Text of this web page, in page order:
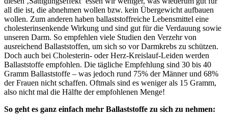
all die ist, die abnehmen wollen bzw. kein Übergewicht aufbauen
wollen. Zum anderen haben ballaststoffreiche Lebensmittel eine
cholesterinsenkende Wirkung und sind gut für die Verdauung sowie
unseren Darm. So empfehlen viele Studien den Verzehr von
ausreichend Ballaststoffen, um sich so vor Darmkrebs zu schützen.
Doch auch bei Cholesterin- oder Herz-Kreislauf-Leiden werden
Ballaststoffe empfohlen. Die tägliche Empfehlung sind 30 bis 40
Gramm Ballaststoffe – was jedoch rund 75% der Männer und 68%
der Frauen nicht schaffen. Oftmals sind es weniger als 15 Gramm,
also nicht mal die Hälfte der empfohlenen Menge!
So geht es ganz einfach mehr Ballaststoffe zu sich zu nehmen: